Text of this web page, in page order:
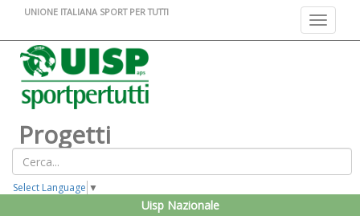
Toggle
UNIONE ITALIANA SPORT PER TUTTI
Progetti
Select Language ▼
Uisp Nazionale